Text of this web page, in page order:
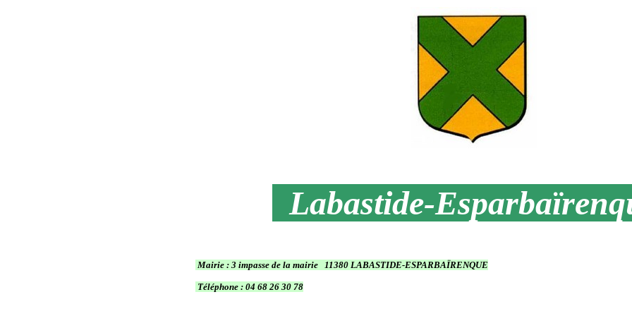
Labastide-
Mairie : 3 impasse de la mairie 11380 LABASTIDE-ESPARBAÏRENQUE
Téléphone : 04 68 26 30 78